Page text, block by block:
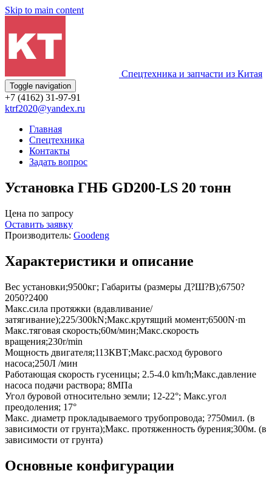
Skip to main content
Спецтехника и запчасти из Китая
Toggle navigation
+7 (4162) 31-97-91
ktrf2020@yandex.ru
Главная
Спецтехника
Контакты
Задать вопрос
Установка ГНБ GD200-LS 20 тонн
Цена по запросу
Оставить заявку
Производитель: Goodeng
Характеристики и описание
Вес установки;9500кг; Габариты (размеры Д?Ш?В);6750?
2050?2400
Макс.сила протяжки (вдавливание/
затягивание);225/300kN;Макс.крутящий момент;6500N·m
Макс.тяговая скорость;60м/мин;Макс.скорость
вращения;230r/min
Мощность двигателя;113КВТ;Макс.расход бурового
насоса;250Л /мин
Работающая скорость гусеницы; 2.5-4.0 km/h;Макс.давление
насоса подачи раствора; 8МПа
Угол буровой относительно земли; 12-22°; Макс.угол
преодоления; 17°
Макс. диаметр прокладываемого трубопровода; ?750мил. (в
зависимости от грунта);Макс. протяженность бурения;300м. (в
зависимости от грунта)
Основные конфигурации